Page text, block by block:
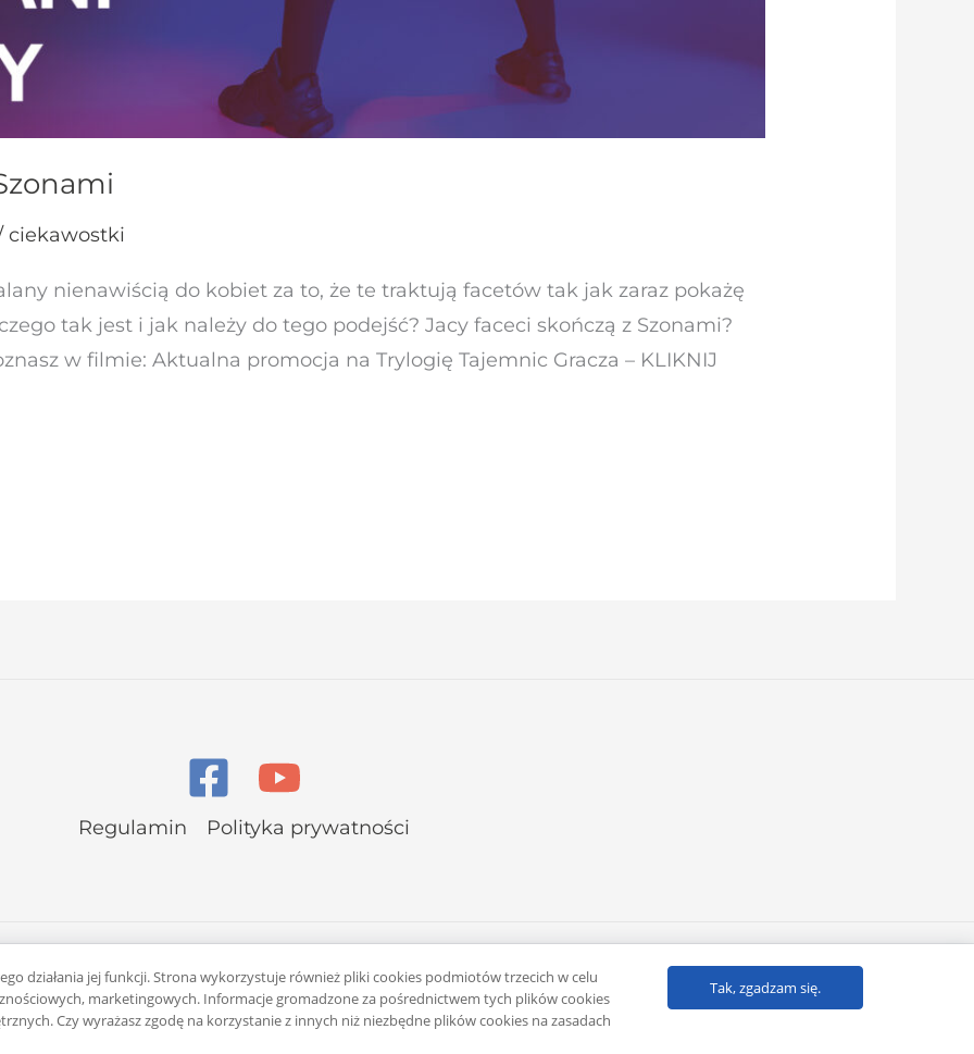
ciekawostki
nienawiścią do kobiet za to, że te traktują facetów tak jak zaraz pokażę
tak jest i jak należy do tego podejść? Jacy faceci skończą z Szonami?
w filmie: Aktualna promocja na Trylogię Tajemnic Gracza – KLIKNIJ
Regulamin Polityka prywatności
Powered byKlub eMarketera
działania jej funkcji. Strona wykorzystuje również pliki cookies podmiotów trzecich w celu
marketingowych. Informacje gromadzone za pośrednictwem tych plików cookies
Czy wyrażasz zgodę na korzystanie z innych niż niezbędne plików cookies na zasadach
Tak, zgadzam się.